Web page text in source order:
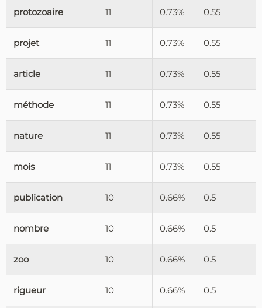
protozoaire 11 0.73% 0.55
projet 11 0.73% 0.55
article 11 0.73% 0.55
méthode 11 0.73% 0.55
nature 11 0.73% 0.55
mois 11 0.73% 0.55
publication 10 0.66% 0.5
nombre 10 0.66% 0.5
zoo 10 0.66% 0.5
rigueur 10 0.66% 0.5